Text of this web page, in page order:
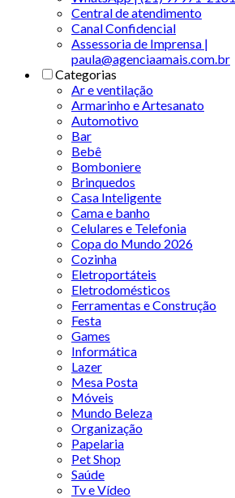
Central de atendimento
Canal Confidencial
Assessoria de Imprensa |
paula@agenciaamais.com.br
Categorias
Ar e ventilação
Armarinho e Artesanato
Automotivo
Bar
Bebê
Bomboniere
Brinquedos
Casa Inteligente
Cama e banho
Celulares e Telefonia
Copa do Mundo 2026
Cozinha
Eletroportáteis
Eletrodomésticos
Ferramentas e Construção
Festa
Games
Informática
Lazer
Mesa Posta
Móveis
Mundo Beleza
Organização
Papelaria
Pet Shop
Saúde
Tv e Vídeo